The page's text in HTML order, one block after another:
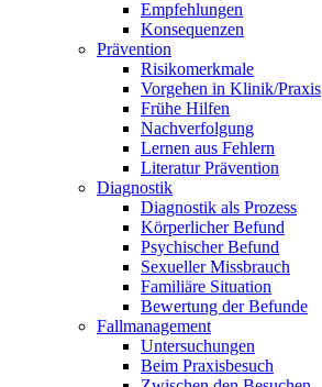
Empfehlungen
Konsequenzen
Prävention
Risikomerkmale
Vorgehen in Klinik/Praxis
Frühe Hilfen
Nachverfolgung
Lernen aus Fehlern
Literatur Prävention
Diagnostik
Diagnostik als Prozess
Körperlicher Befund
Psychischer Befund
Sexueller Missbrauch
Familiäre Situation
Bewertung der Befunde
Fallmanagement
Untersuchungen
Beim Praxisbesuch